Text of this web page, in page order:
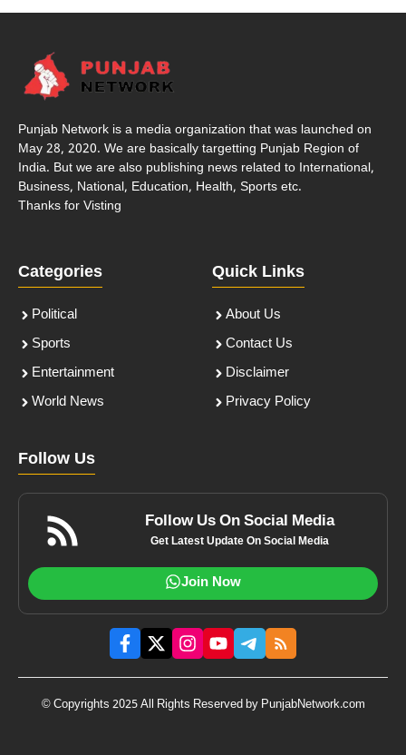
Punjab Network is a media organization that was launched on
May 28, 2020. We are basically targetting Punjab Region of
India. But we are also publishing news related to International,
Business, National, Education, Health, Sports etc.
Thanks for Visting
Categories
Political
Sports
Entertainment
World News
Quick Links
About Us
Contact Us
Disclaimer
Privacy Policy
Follow Us
Follow Us On Social Media
Get Latest Update On Social Media
Join Now
© Copyrights 2025 All Rights Reserved by PunjabNetwork.com